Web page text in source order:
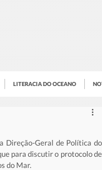
LITERACIA DO OCEANO
Direção-Geral de Política do
para discutir o protocolo de
do Mar.